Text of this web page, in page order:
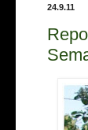
24.9.11